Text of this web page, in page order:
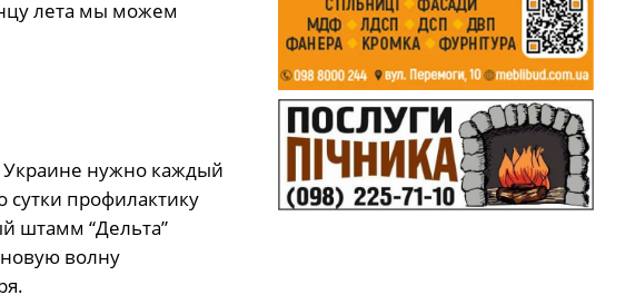
лета мы можем
нужно каждый
сутки профилактику
штамм “Дельта”
волну